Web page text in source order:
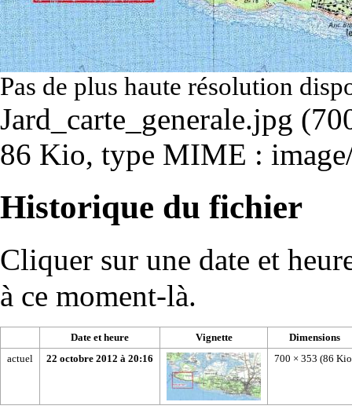
Pas de plus haute résolution
Jard_carte_generale.jpg
86 Kio, type MIME :
Historique du fichier
Cliquer sur une date et
à ce moment-là.
Date et heure Vignette
Dimensions
actuel
22 octobre 2012 à 20:16 700 × 353 (86